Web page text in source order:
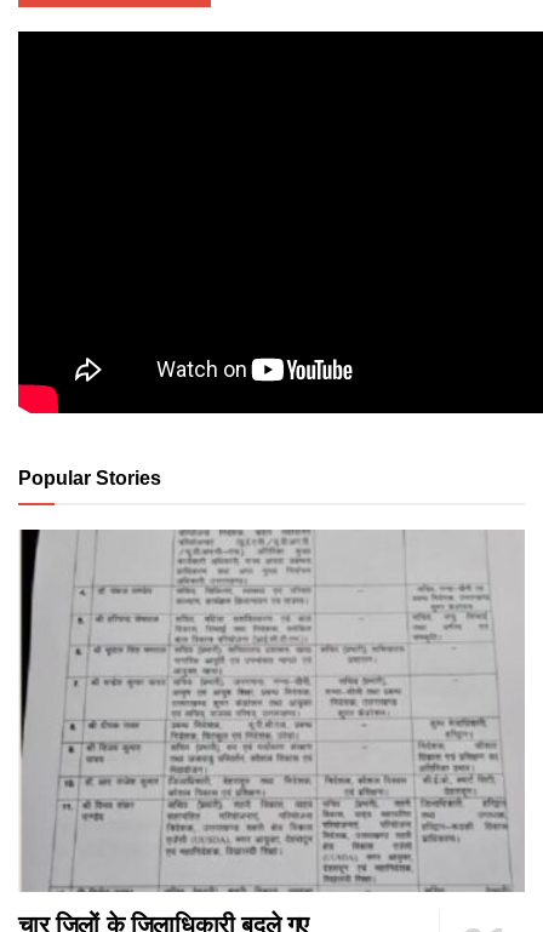
Popular Stories
चार जिलों के जिलाधिकारी बदले गए